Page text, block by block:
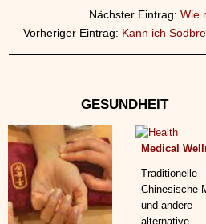
Nächster Eintrag: Wie
Vorheriger Eintrag: Kann ich
GESUNDHEIT
Medical
Traditionelle
Chinesische
und andere
alternative